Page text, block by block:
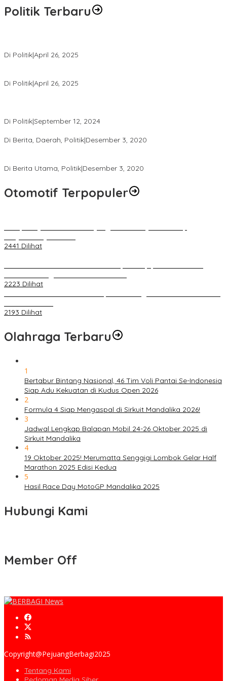
Politik Terbaru
Di Politik|April 26, 2025
Di Politik|April 26, 2025
Di Politik|September 12, 2024
Di Berita, Daerah, Politik|Desember 3, 2020
Di Berita Utama, Politik|Desember 3, 2020
Otomotif Terpopuler
2441 Dilihat
2223 Dilihat
2193 Dilihat
Olahraga Terbaru
1
Bertabur Bintang Nasional, 46 Tim Voli Pantai Se-Indonesia
Siap Adu Kekuatan di Kudus Open 2026
2
Formula 4 Siap Mengaspal di Sirkuit Mandalika 2026!
3
Jadwal Lengkap Balapan Mobil 24-26 Oktober 2025 di
Sirkuit Mandalika
4
19 Oktober 2025! Merumatta Senggigi Lombok Gelar Half
Marathon 2025 Edisi Kedua
5
Hasil Race Day MotoGP Mandalika 2025
Hubungi Kami
Member Off
Copyright@PejuangBerbagi2025
Tentang Kami